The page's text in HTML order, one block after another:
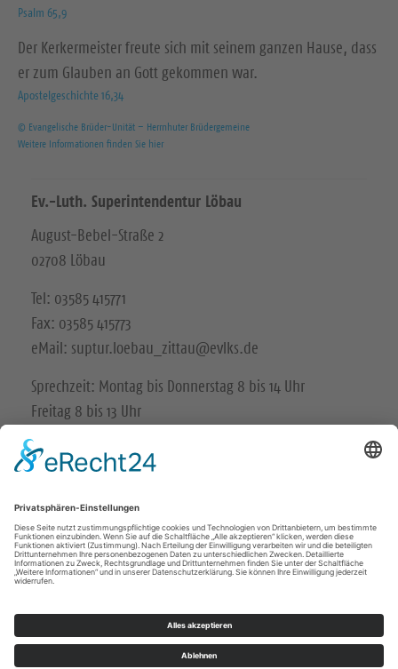
Psalm 65,9
Der Kerkermeister freute sich mit seinem ganzen Hause, dass
er zum Glauben an Gott gekommen war.
Apostelgeschichte 16,34
© Evangelische Brüder-Unität – Herrnhuter Brüdergemeine
Weitere Informationen finden Sie hier
Ev.-Luth. Superintendentur Löbau
August-Bebel-Straße 2
02708 Löbau
Tel: 03585 415771
Fax: 03585 415773
eMail: suptur.loebau_zittau@evlks.de
Sprechzeit: Montag bis Donnerstag 8 bis 14 Uhr
Freitag 8 bis 13 Uhr